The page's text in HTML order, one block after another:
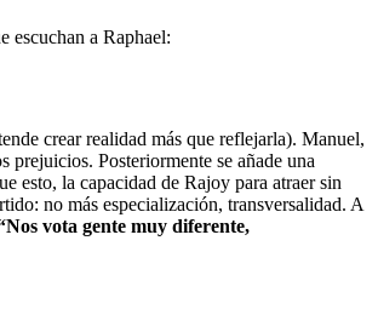
escuchan a Raphael:
crear realidad más que reflejarla). Manuel,
prejuicios. Posteriormente se añade una
esto, la capacidad de Rajoy para atraer sin
no más especialización, transversalidad. A
vota gente muy diferente,